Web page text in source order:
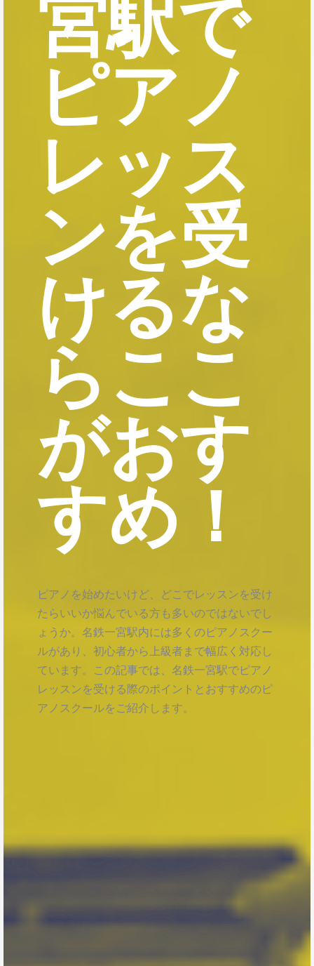
宮駅で
ピアノ
レッス
ンを受
けるな
らここ
がおす
すめ！
ピアノを始めたいけど、どこでレッスンを受け
たらいいか悩んでいる方も多いのではないでし
ょうか。名鉄一宮駅内には多くのピアノスクー
ルがあり、初心者から上級者まで幅広く対応し
ています。この記事では、名鉄一宮駅でピアノ
レッスンを受ける際のポイントとおすすめのピ
アノスクールをご紹介します。